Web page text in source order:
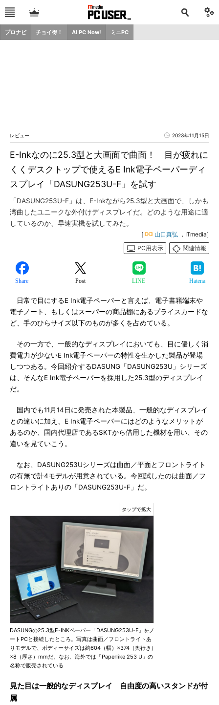
プロナビ チョイ得！ AI PC Now! ミニPC
レビュー 2023年11月15日
E-Inkなのに25.3型と大画面で曲面！ 目が疲れに
くくデスクトップで使えるE Ink電子ペーパーディ
スプレイ「DASUNG253U-F」を試す
「DASUNG253U-F」は、E-Inkながら25.3型と大画面で、しかも
湾曲したユニークな外付けディスプレイだ。どのような用途に適
しているのか、早速実機を試してみた。
[ 山口真弘 ，ITmedia]
PC用表示
関連情報
Share Post LINE Hatena
日常で目にするE Ink電子ペーパーと言えば、電子書籍端末や
電子ノート、もしくはスーパーの商品棚にあるプライスカードな
ど、手のひらサイズ以下のものが多くを占めている。
その一方で、一般的なディスプレイにおいても、目に優しく消
費電力が少ないE Ink電子ペーパーの特性を生かした製品が登場
しつつある。今回紹介するDASUNG「DASUNG253U」シリーズ
は、そんなE Ink電子ペーパーを採用した25.3型のディスプレイ
だ。
国内でも11月14日に発売された本製品、一般的なディスプレイ
との違いに加え、E Ink電子ペーパーにはどのようなメリットが
あるのか、国内代理店であるSKTから借用した機材を用い、その
違いを見ていこう。
なお、DASUNG253Uシリーズは曲面／平面とフロントライト
の有無で計4モデルが用意されている。今回試したのは曲面／フ
ロントライトありの「DASUNG253U-F」だ。
DASUNGの25.3型E-INKペーパー「DASUNG253U-F」をノ
ートPCと接続したところ。写真は曲面／フロントライトあ
りモデルで、ボディーサイズは約604（幅）×374（奥行き）
×8（厚さ）mmだ。なお、海外では「Paperlike 253 U」の
名称で販売されている
見た目は一般的なディスプレイ 自由度の高いスタンドが付
属